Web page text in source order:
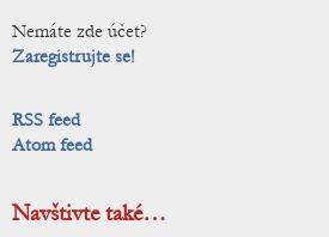
Nemáte zde účet?
Zaregistrujte se!
RSS feed
Atom feed
Navštivte také…